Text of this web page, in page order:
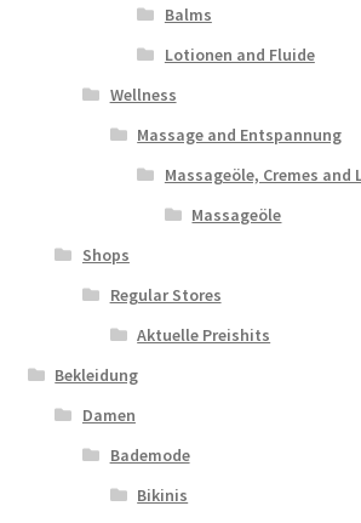
Balms
Lotionen and Fluide
Wellness
Massage and Entspannung
Massageöle, Cremes and
Massageöle
Shops
Regular Stores
Aktuelle Preishits
Bekleidung
Damen
Bademode
Bikinis